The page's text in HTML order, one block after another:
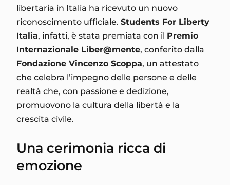
libertaria in Italia ha ricevuto un nuovo
riconoscimento ufficiale. Students For Liberty
Italia, infatti, è stata premiata con il Premio
Internazionale Liber@mente, conferito dalla
Fondazione Vincenzo Scoppa, un attestato
che celebra l’impegno delle persone e delle
realtà che, con passione e dedizione,
promuovono la cultura della libertà e la
crescita civile.
Una cerimonia ricca di
emozione